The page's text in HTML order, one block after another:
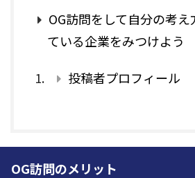
OG訪問をして自分の考
ている企業をみつけよう
投稿者プロフィール
OG訪問のメリット